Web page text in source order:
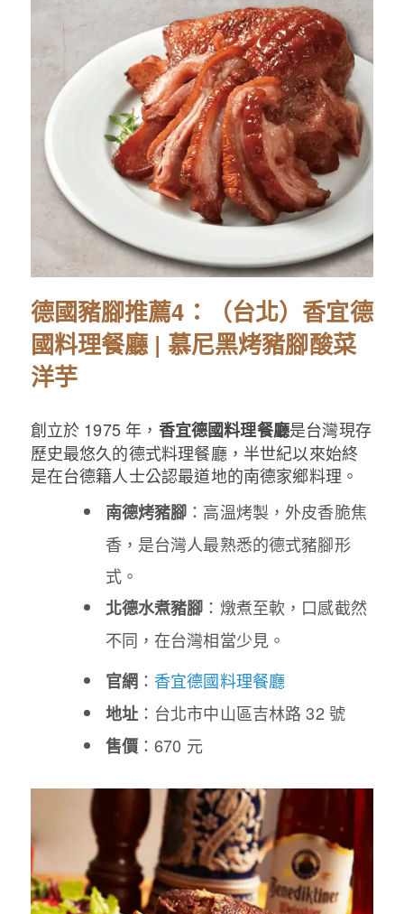
德國豬腳推薦4：（台北）香宜德
國料理餐廳 | 慕尼黑烤豬腳酸菜
洋芋
創立於 1975 年， 香宜德國料理餐廳是台灣現存
歷史最悠久的德式料理餐廳，半世紀以來始終
是在台德籍人士公認最道地的南德家鄉料理。
南德烤豬腳 ：高溫烤製，外皮香脆焦
香，是台灣人最熟悉的德式豬腳形
式。
北德水煮豬腳 ：燉煮至軟，口感截然
不同，在台灣相當少見。
官網： 香宜德國料理餐廳
地址：台北市中山區吉林路 32 號
售價：670 元